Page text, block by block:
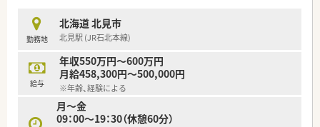
勤務地
北海道 北見市
北見駅 (JR石北本線)
給与
年収550万円～600万円
月給458,300円～500,000円
※年齢、経験による
月～金
09：00～19：30（休憩60分）